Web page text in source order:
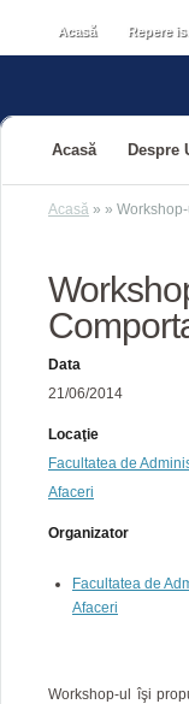
Acasă Repere
Acasă Despre
Acasă » »
Data
21/06/2014
Locaţie
Facultatea de
Afaceri
Organizator
Facultatea de
Afaceri
Workshop-ul îşi